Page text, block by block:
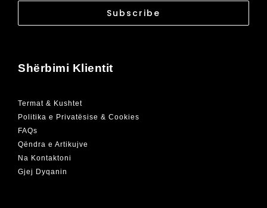
Subscribe
Shërbimi Klientit
Termat & Kushtet
Politika e Privatësise & Cookies
FAQs
Qëndra e Artikujve
Na Kontaktoni
Gjej Dyqanin